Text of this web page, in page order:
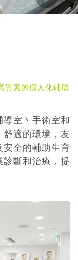
質素的個人化輔助
室丶手術室和
適的環境，友
全的輔助生育
斷和治療，提